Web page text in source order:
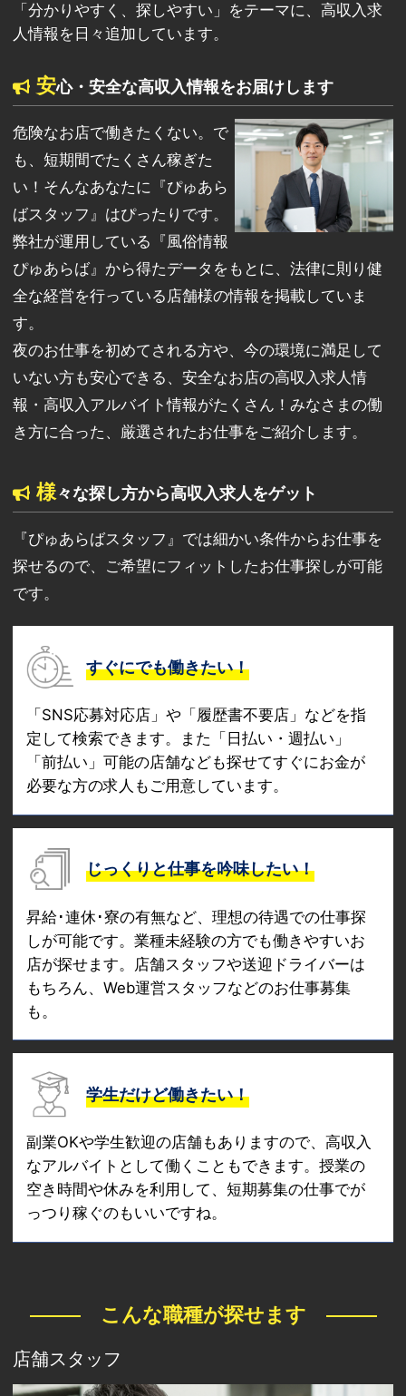
「分かりやすく、探しやすい」をテーマに、高収入求
人情報を日々追加しています。
安心・安全な高収入情報をお届けします
危険なお店で働きたくない。で
も、短期間でたくさん稼ぎた
い！そんなあなたに『ぴゅあら
ばスタッフ』はぴったりです。
弊社が運用している『風俗情報
ぴゅあらば』から得たデータをもとに、法律に則り健
全な経営を行っている店舗様の情報を掲載していま
す。
夜のお仕事を初めてされる方や、今の環境に満足して
いない方も安心できる、安全なお店の高収入求人情
報・高収入アルバイト情報がたくさん！みなさまの働
き方に合った、厳選されたお仕事をご紹介します。
様々な探し方から高収入求人をゲット
『ぴゅあらばスタッフ』では細かい条件からお仕事を
探せるので、ご希望にフィットしたお仕事探しが可能
です。
すぐにでも働きたい！
「SNS応募対応店」や「履歴書不要店」などを指
定して検索できます。また「日払い・週払い」
「前払い」可能の店舗なども探せてすぐにお金が
必要な方の求人もご用意しています。
じっくりと仕事を吟味したい！
昇給･連休･寮の有無など、理想の待遇での仕事探
しが可能です。業種未経験の方でも働きやすいお
店が探せます。店舗スタッフや送迎ドライバーは
もちろん、Web運営スタッフなどのお仕事募集
も。
学生だけど働きたい！
副業OKや学生歓迎の店舗もありますので、高収入
なアルバイトとして働くこともできます。授業の
空き時間や休みを利用して、短期募集の仕事でが
っつり稼ぐのもいいですね。
こんな職種が探せます
店舗スタッフ